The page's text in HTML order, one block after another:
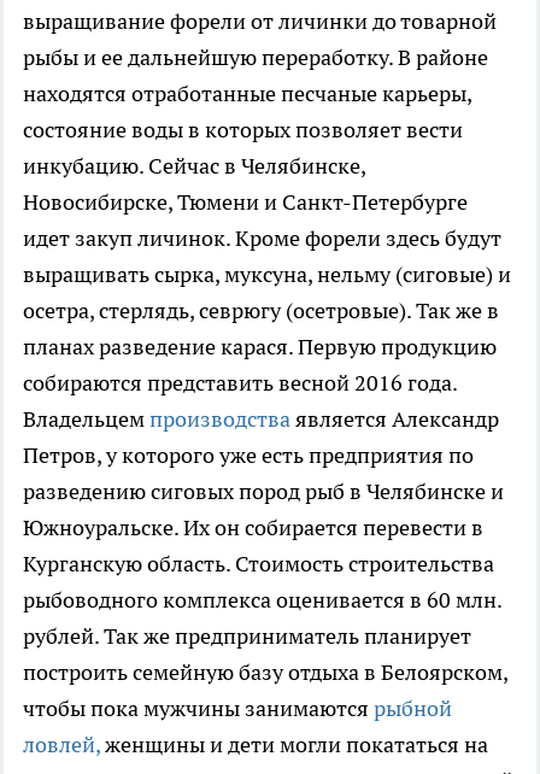
выращивание форели от личинки до товарной
рыбы и ее дальнейшую переработку. В районе
находятся отработанные песчаные карьеры,
состояние воды в которых позволяет вести
инкубацию. Сейчас в Челябинске,
Новосибирске, Тюмени и Санкт-Петербурге
идет закуп личинок. Кроме форели здесь будут
выращивать сырка, муксуна, нельму (сиговые) и
осетра, стерлядь, севрюгу (осетровые). Так же в
планах разведение карася. Первую продукцию
собираются представить весной 2016 года.
Владельцемпроизводстваявляется Александр
Петров, у которого уже есть предприятия по
разведению сиговых пород рыб в Челябинске и
Южноуральске. Их он собирается перевести в
Курганскую область. Стоимость строительства
рыбоводного комплекса оценивается в 60 млн.
рублей. Так же предприниматель планирует
построить семейную базу отдыха в Белоярском,
чтобы пока мужчины занимаются рыбной
ловлей,женщины и дети могли покататься на